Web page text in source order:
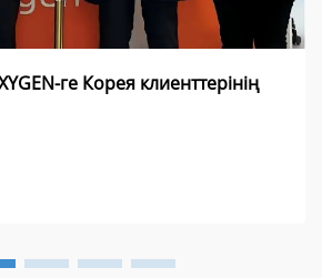
ге Корея клиенттерінің